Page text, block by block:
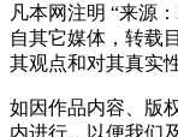
凡本网注明 “来源
自其它媒体，转载
其观点和对其真实
如因作品内容、版
内进行，以便我们